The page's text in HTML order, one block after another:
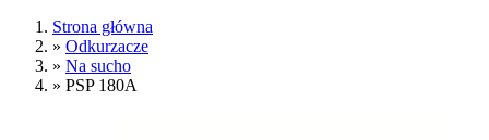
Strona główna
» Odkurzacze
» Na sucho
» PSP 180A